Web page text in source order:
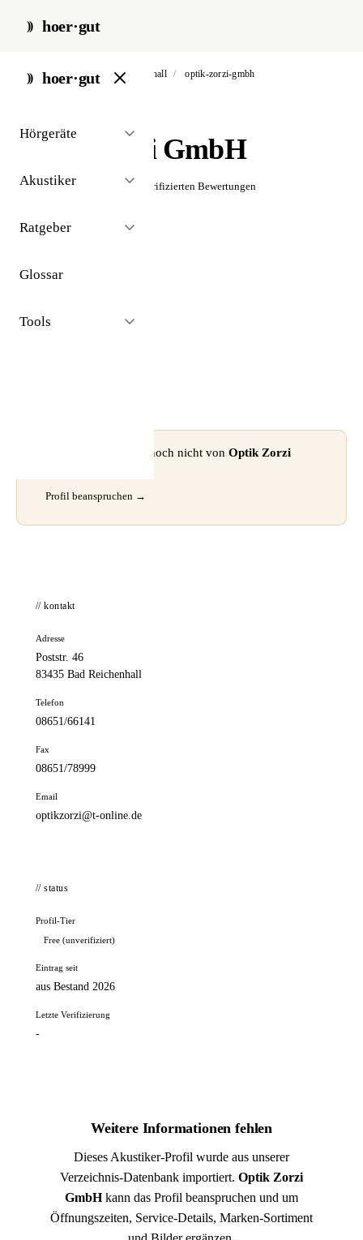
hoer·gut
hoer·gut
Hörgeräte
Akustiker
Ratgeber
Glossar
Tools
start / akustiker / bad reichenhall / optik-zorzi-gmbh
Optik Zorzi GmbH
☆☆☆☆☆ Noch keine verifizierten Bewertungen
⚠ Dieses Profil wurde noch nicht von Optik Zorzi
Profil beanspruchen →
// kontakt
Adresse
Poststr. 46
83435 Bad Reichenhall
Telefon
08651/66141
Fax
08651/78999
Email
optikzorzi@t-online.de
// status
Profil-Tier
Free (unverifiziert)
Eintrag seit
aus Bestand 2026
Letzte Verifizierung
-
Weitere Informationen fehlen
Dieses Akustiker-Profil wurde aus unserer
Verzeichnis-Datenbank importiert. Optik Zorzi
GmbHkann das Profil beanspruchen und um
Öffnungszeiten, Service-Details, Marken-Sortiment